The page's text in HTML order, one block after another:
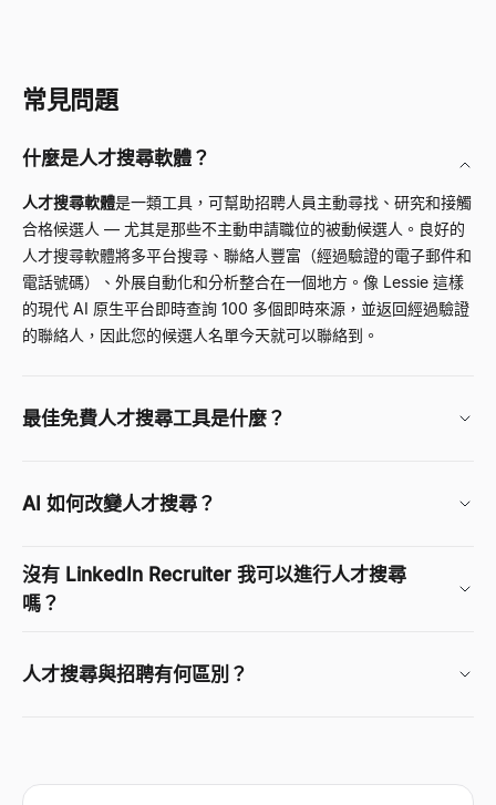
常見問題
什麼是人才搜尋軟體？
人才搜尋軟體是一類工具，可幫助招聘人員主動尋找、研究和接觸
合格候選人 — 尤其是那些不主動申請職位的被動候選人。良好的
人才搜尋軟體將多平台搜尋、聯絡人豐富（經過驗證的電子郵件和
電話號碼）、外展自動化和分析整合在一個地方。像 Lessie 這樣
的現代 AI 原生平台即時查詢 100 多個即時來源，並返回經過驗證
的聯絡人，因此您的候選人名單今天就可以聯絡到。
最佳免費人才搜尋工具是什麼？
AI 如何改變人才搜尋？
沒有 LinkedIn Recruiter 我可以進行人才搜尋
嗎？
人才搜尋與招聘有何區別？